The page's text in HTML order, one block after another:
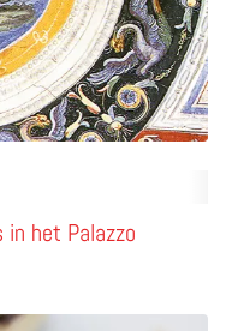
in het Palazzo